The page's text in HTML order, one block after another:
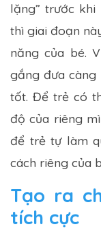
lặng” trước
thì giai đoạn
năng của bé.
gắng đưa càng
tốt. Để trẻ có
độ của riêng
để trẻ tự làm
cách riêng của
Tạo ra
tích cực